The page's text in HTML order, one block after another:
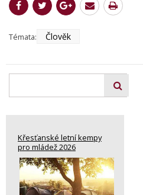
Témata: Člověk
Křesťanské letní kempy
pro mládež 2026